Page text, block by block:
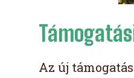
Az új